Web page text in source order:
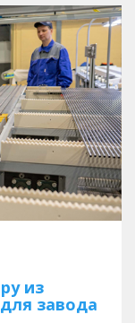
из
завода